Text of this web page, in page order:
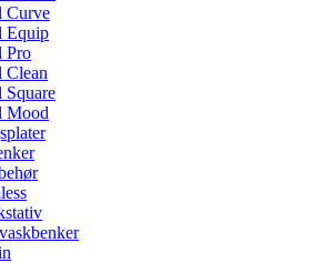
Curve
Equip
Pro
Clean
Square
Mood